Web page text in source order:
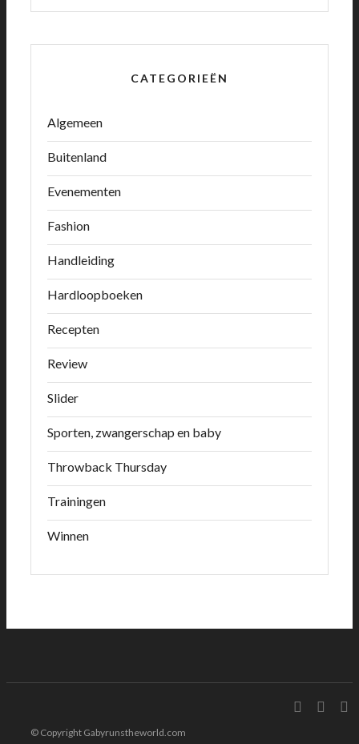
CATEGORIEËN
Algemeen
Buitenland
Evenementen
Fashion
Handleiding
Hardloopboeken
Recepten
Review
Slider
Sporten, zwangerschap en baby
Throwback Thursday
Trainingen
Winnen
© Copyright Gabyrunstheworld.com